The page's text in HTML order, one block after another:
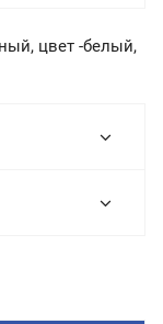
цвет -белый,